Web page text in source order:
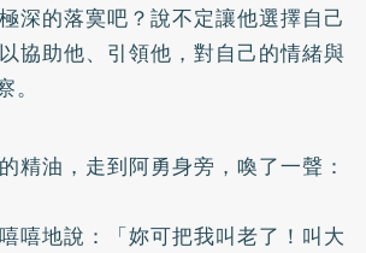
深的落寞吧？說不定讓他選擇自己
協助他、引領他，對自己的情緒與
精油，走到阿勇身旁，喚了一聲：
嘻地說：「妳可把我叫老了！叫大